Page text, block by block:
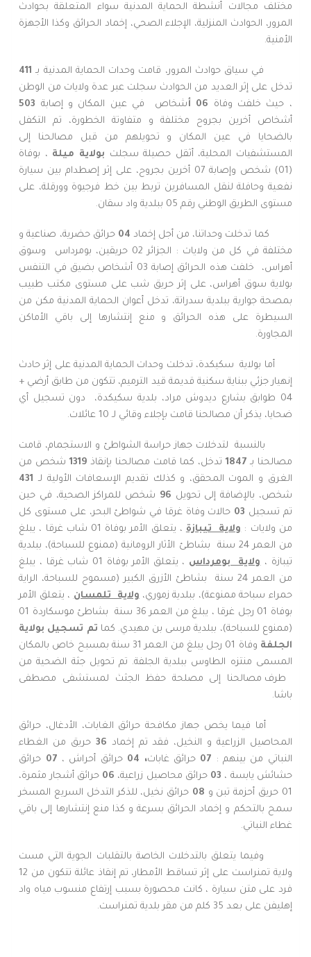
مختلف مجالات أنشطة الحماية المدنية سواء المتعلقة بحوادث
المرور، الحوادث المنزلية، الإجلاء الصحي، إخماد الحرائق وكذا الأجهزة
الأمنية.
في سياق حوادث المرور، قامت وحدات الحماية المدنية بـ 411
تدخل على إثر العديد من الحوادث سجلت عبر عدة ولايات من الوطن
، حيث خلفت وفاة 06 أ شخاص في عين المكان و إصابة
أشخاص أخرين بجروح مختلفة و متفاوتة الخطورة، تم التكفل
بالضحايا في عين المكان و تحويلهم من قبل مصالحنا إلى
المستشفيات المحلية، أثقل حصيلة سجلت بولاية ميلة ، بوفاة
(01) شخص وإصابة 07 أخرين بجروح، على إثر إصطدام بين سيارة
نفعية وحافلة لنقل المسافرين تربط بين خط فرجيوة وورقلة، على
مستوى الطريق الوطني رقم 05 ببلدية واد سقان.
كما تدخلت وحداتنا، من أجل إخماد 04 حرائق حضرية، صناعية و
مختلفة في كل من ولايات : الجزائر 02 حريقين، بومرداس وسوق
أهراس، خلفت هذه الحرائق إصابة 03 أشخاص بضيق في التنفس
بولاية سوق أهراس، على إثر حريق شب على مستوى مكتب طبيب
بمصحة جوارية ببلدية سدراتة، تدخل أعوان الحماية المدنية مكن من
السيطرة على هذه الحرائق و منع إنتشارها إلى باقي الأماكن
المجاورة.
أما بولاية سكيكدة، تدخلت وحدات الحماية المدنية على إثر حادث
إنهيار جزئي ببناية سكنية قديمة قيد الترميم، تتكون من طابق أرضي +
04 طوابق بشارع ديدوش مراد، بلدية سكيكدة، دون تسجيل أي
ضحايا، يذكر أن مصالحنا قامت بإجلاء وقائي لـ 10 عائلات.
بالنسبة لتدخلات جهاز حراسة الشواطئ و الاستجمام، قامت
مصالحنا بـ1847 تدخل، كما قامت مصالحنا بإنقاذ 1319شخص من
الغرق و الموت المحقق، و كذلك تقديم الإسعافات الأولية لـ 431
شخص، بالإضافة إلى تحويل 96 شخص للمراكز الصحية، في حين
تم تسجيل
حالات وفاة غرقا في شواطئ البحر، على مستوى كل
من ولايات :ولاية تيبازة
، يتعلق الأمر بوفاة 01 شاب غرقا ، يبلغ
من العمر 24 سنة بشاطئ الأثار الرومانية (ممنوع للسباحة)، ببلدية
تيبازة ،ولاية بومرداس
، يتعلق الأمر بوفاة 01 شاب غرقا ، يبلغ
من العمر 24 سنة بشاطئ الأزرق الكبير (مسموح للسباحة، الراية
حمراء سباحة ممنوعة)، ببلدية زموري،ولاية تلمسان، يتعلق الأمر
بوفاة 01 رجل غرقا ، يبلغ من العمر 36 سنة بشاطئ موسكاردة 01
(ممنوع للسباحة)، ببلدية مرسى بن مهيدي. كما تم تسجيل بولاية
الجلفة
وفاة 01 رجل يبلغ من العمر 31 سنة بمسبح خاص بالمكان
المسمى منتزه الطاوس ببلدية الجلفة. تم تحويل جثة الضحية من
طرف مصالحنا إلى مصلحة حفظ الجثث لمستشفى مصطفى
باشا.
أما فيما يخص جهاز مكافحة حرائق الغابات، الأدغال، حرائق
المحاصيل الزراعية و النخيل، فقد تم إخماد 36 حريق من الغطاء
النباتي من بينهم : 07 حرائق غابات، 04 حرائق أحراش ،
حرائق
حشائش يابسة ، 03 حرائق محاصيل زراعية، 06 حرائق أشجار مثمرة،
01 حريق أحزمة تبن و
08 حرائق نخيل، للذكر التدخل السريع المسخر
سمح بالتحكم و إخماد الحرائق بسرعة و كذا منع إنتشارها إلى باقي
غطاء النباتي.
وفيما يتعلق بالتدخلات الخاصة بالتقلبات الجوية التي مست
ولاية تمنراست على إثر تساقط الأمطار، تم إنقاذ عائلة تتكون من 12
فرد على متن سيارة ، كانت محصورة بسبب إرتفاع منسوب مياه واد
إهليفن على بعد 35 كلم من مقر بلدية تمنراست.